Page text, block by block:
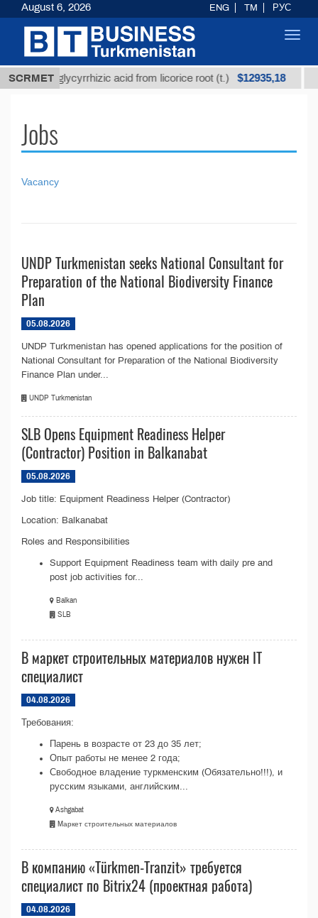
SCRMETglycyrrhizic acid from licorice root (t.) $12935,18
Jobs
Vacancy
UNDP Turkmenistan seeks National Consultant for
Preparation of the National Biodiversity Finance
Plan
05.08.2026
UNDP Turkmenistan has opened applications for the position of
National Consultant for Preparation of the National Biodiversity
Finance Plan under...
UNDP Turkmenistan
SLB Opens Equipment Readiness Helper
(Contractor) Position in Balkanabat
05.08.2026
Job title: Equipment Readiness Helper (Contractor)
Location: Balkanabat
Roles and Responsibilities
Support Equipment Readiness team with daily pre and
post job activities for...
Balkan
SLB
В маркет строительных материалов нужен IT
специалист
04.08.2026
Требования:
Парень в возрасте от 23 до 35 лет;
Опыт работы не менее 2 года;
Свободное владение туркменским (Обязательно!!!), и
русским языками, английским...
Ashgabat
Mаркет строительных материалов
В компанию «Türkmen-Tranzit» требуется
специалист по Bitrix24 (проектная работа)
04.08.2026
August 6, 2026 ENG TM РУС